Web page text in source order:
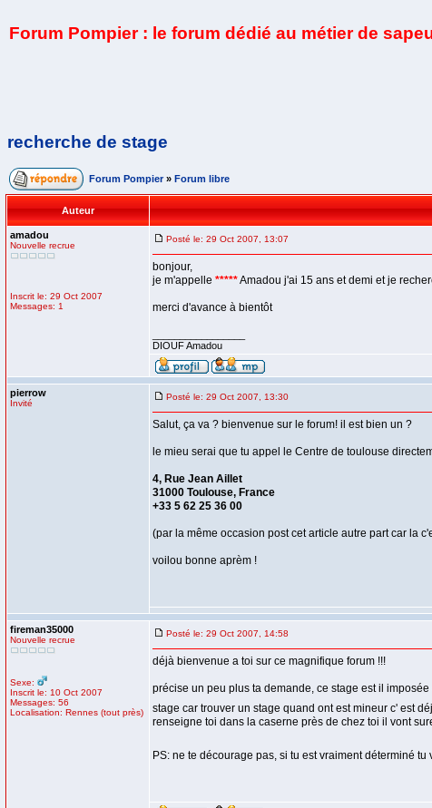
Forum Pompier : le forum dédié au métier de
recherche de stage
Forum Pompier » Forum libre
Auteur
amadou
Nouvelle recrue
Inscrit le: 29 Oct 2007
Messages: 1
Posté le: 29 Oct 2007, 13:07
bonjour,
je m'appelle *****Amadou j'ai 15 ans et demi et je
merci d'avance à bientôt
DIOUF Amadou
pierrow
Invité
Posté le: 29 Oct 2007, 13:30
Salut, ça va ? bienvenue sur le forum! il est bien un ?
le mieu serai que tu appel le Centre de toulouse
4, Rue Jean Aillet
31000 Toulouse, France
+33 5 62 25 36 00
(par la même occasion post cet article autre part car la
voilou bonne aprèm !
fireman35000
Nouvelle recrue
Sexe:
Inscrit le: 10 Oct 2007
Messages: 56
Localisation: Rennes (tout près)
Posté le: 29 Oct 2007, 14:58
déjà bienvenue a toi sur ce magnifique forum !!!
précise un peu plus ta demande, ce stage est il
stage car trouver un stage quand ont est mineur c' est
renseigne toi dans la caserne près de chez toi il vont
PS: ne te décourage pas, si tu est vraiment déterminé